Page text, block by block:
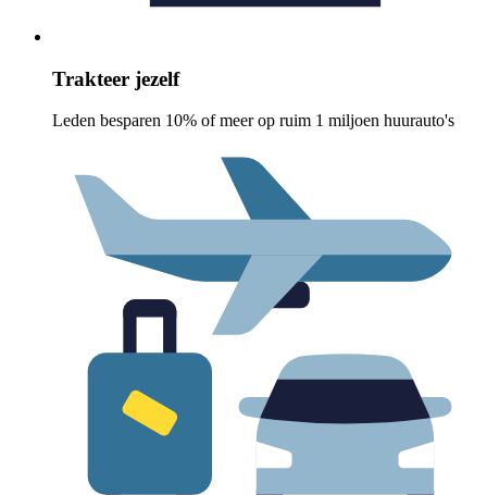
Trakteer jezelf
Leden besparen 10% of meer op ruim 1 miljoen huurauto's